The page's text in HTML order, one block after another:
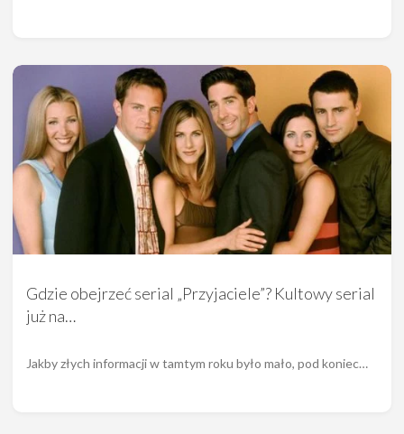
Gdzie obejrzeć serial „Przyjaciele”? Kultowy serial
już na…
Jakby złych informacji w tamtym roku było mało, pod koniec…